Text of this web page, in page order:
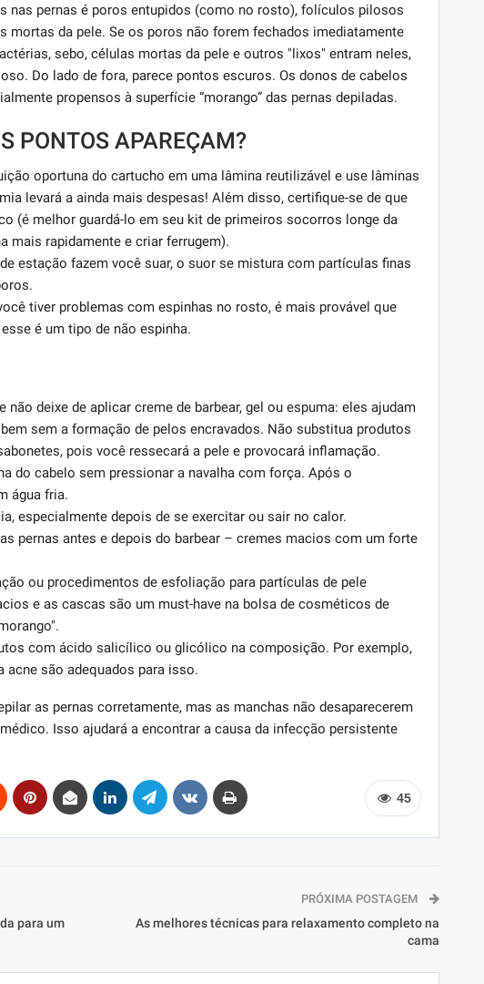
nas pernas é poros entupidos (como no rosto), folículos pilosos
mortas da pele. Se os poros não forem fechados imediatamente
sebo, células mortas da pele e outros "lixos" entram neles,
Do lado de fora, parece pontos escuros. Os donos de cabelos
propensos à superfície “morango” das pernas depiladas.
PONTOS APAREÇAM?
oportuna do cartucho em uma lâmina reutilizável e use lâminas
levará a ainda mais despesas! Além disso, certifique-se de que
(é melhor guardá-lo em seu kit de primeiros socorros longe da
mais rapidamente e criar ferrugem).
estação fazem você suar, o suor se mistura com partículas finas
tiver problemas com espinhas no rosto, é mais provável que
é um tipo de não espinha.
não deixe de aplicar creme de barbear, gel ou espuma: eles ajudam
sem a formação de pelos encravados. Não substitua produtos
pois você ressecará a pele e provocará inflamação.
do cabelo sem pressionar a navalha com força. Após o
água fria.
especialmente depois de se exercitar ou sair no calor.
pernas antes e depois do barbear – cremes macios com um forte
ou procedimentos de esfoliação para partículas de pele
e as cascas são um must-have na bolsa de cosméticos de
com ácido salicílico ou glicólico na composição. Por exemplo,
são adequados para isso.
as pernas corretamente, mas as manchas não desaparecerem
Isso ajudará a encontrar a causa da infecção persistente
45
para um
PRÓXIMA POSTAGEM
As melhores técnicas para relaxamento completo na
cama